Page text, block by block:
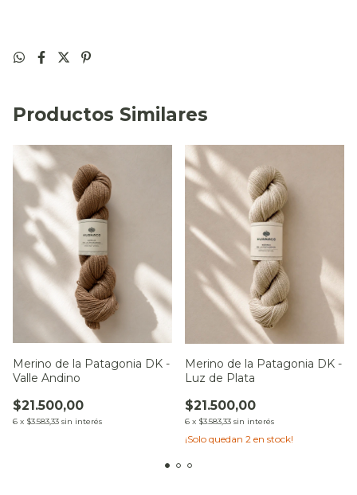
Productos Similares
Merino de la Patagonia DK -
Valle Andino
$21.500,00
6 x $3.583,33 sin interés
Merino de la Patagonia DK -
Luz de Plata
$21.500,00
6 x $3.583,33 sin interés
¡Solo quedan 2 en stock!